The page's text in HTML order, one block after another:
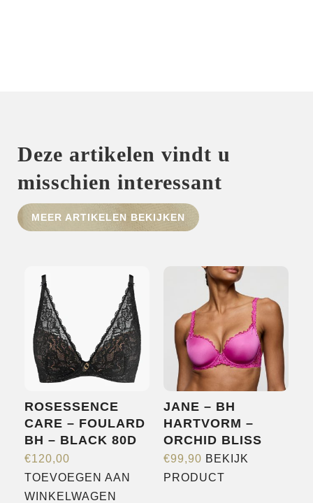
HOME
OVER ONS
MERKEN
NIEUWS
CONTACT
Deze artikelen vindt u
misschien interessant
MEER ARTIKELEN BEKIJKEN
ROSESSENCE
CARE – FOULARD
BH – BLACK 80D
€120,00
TOEVOEGEN AAN
WINKELWAGEN
JANE – BH
HARTVORM –
ORCHID BLISS
€99,90 BEKIJK
PRODUCT